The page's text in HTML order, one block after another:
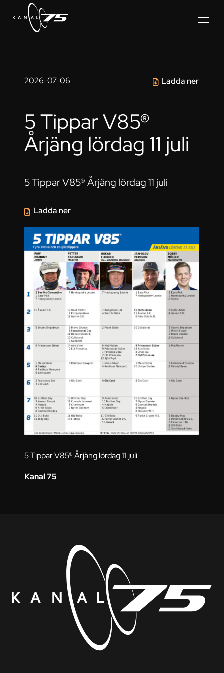
2026-07-06 Ladda ner
5 Tippar V85®
Årjäng lördag 11 juli
5 Tippar V85® Årjäng lördag 11 juli
5 Tippar V85® Årjäng lördag 11 juli
Ladda ner
Kanal 75